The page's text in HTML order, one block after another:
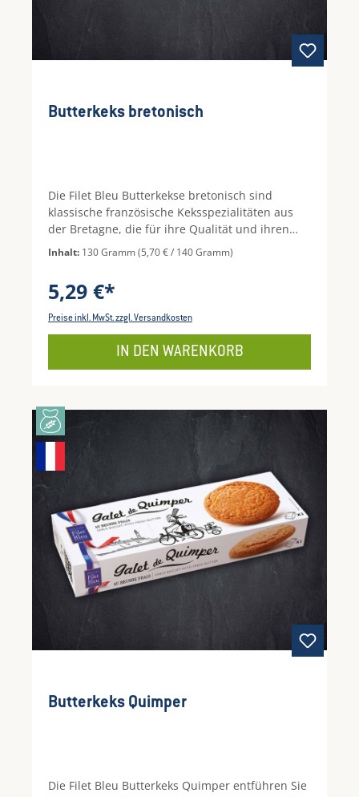
Butterkeks bretonisch
Die Filet Bleu Butterkekse bretonisch sind
klassische französische Keksspezialitäten aus
der Bretagne, die für ihre Qualität und ihren
köstlichen Buttergeschmack berühmt sind. Nach
Mürbeteigkekse eine herrlich zarte, mürbe
Textur und einen intensiven, vollmundigen
goldgelbe Farbe, das feine Aroma und die
Backtradition. Ob pur, zu Kaffee oder Tee, zum
Frühstück oder als kleine Auszeit zwischendurch
—diese Kekse sind immer ein Genussmoment.
Inhalt: 130 Gramm(5,70 € / 140 Gramm)
5,29 €*
Preise inkl. MwSt. zzgl. Versandkosten
IN DEN WARENKORB
Butterkeks Quimper
Die Filet Bleu Butterkeks Quimper entführen Sie